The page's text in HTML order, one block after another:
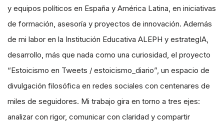
y equipos políticos en España y América Latina, en iniciativas
de formación, asesoría y proyectos de innovación. Además
de mi labor en la Institución Educativa ALEPH y estrategIA,
desarrollo, más que nada como una curiosidad, el proyecto
“Estoicismo en Tweets / estoicismo_diario”, un espacio de
divulgación filosófica en redes sociales con centenares de
miles de seguidores. Mi trabajo gira en torno a tres ejes:
analizar con rigor, comunicar con claridad y compartir